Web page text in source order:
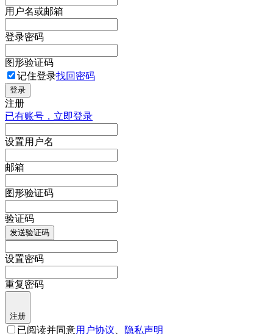
用户名或邮箱
登录密码
图形验证码
记住登录找回密码
登录
注册
已有账号，立即登录
设置用户名
邮箱
图形验证码
验证码
发送验证码
设置密码
重复密码
注册
已阅读并同意用户协议 隐私声明